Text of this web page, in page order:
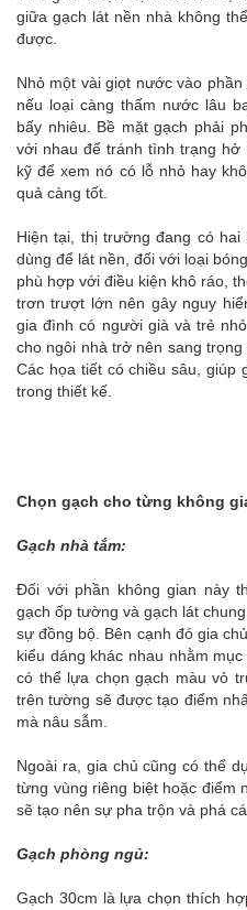
giữa gạch lát nền nhà không
được.
Nhỏ một vài giọt nước vào
nếu loại càng thấm nước lâu
bấy nhiêu. Bề mặt gạch phải
với nhau để tránh tình trạng
kỹ để xem nó có lỗ nhỏ hay
quả càng tốt.
Hiện tại, thị trường đang có
dùng để lát nền, đối với loại
phù hợp với điều kiện khô ráo,
trơn trượt lớn nên gây nguy
gia đình có người già và trẻ
cho ngôi nhà trở nên sang
Các họa tiết có chiều sâu, giúp
trong thiết kế.
Chọn gạch cho từng không
Gạch nhà tắm:
Đối với phần không gian này
gạch ốp tường và gạch lát
sự đồng bộ. Bên cạnh đó gia
kiểu dáng khác nhau nhằm
có thể lựa chọn gạch màu vỏ
trên tường sẽ được tạo điểm
mà nâu sẫm.
Ngoài ra, gia chủ cũng có thể
từng vùng riêng biệt hoặc điểm
sẽ tạo nên sự pha trộn và phá
Gạch phòng ngủ:
Gạch 30cm là lựa chọn thích